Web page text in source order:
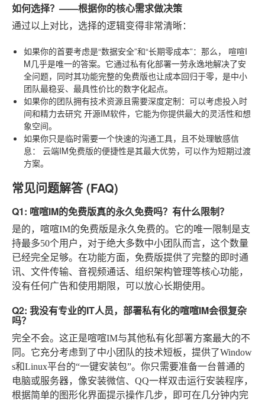
如何选择？——根据你的核心需求做决策
通过以上对比，选择的逻辑变得非常清晰：
如果你的首要考虑是“数据安全”和“长期零成本”：那么， 喧喧I
M几乎是唯一的答案。它通过私有化部署一劳永逸地解决了安
全问题，同时其功能完整的免费版也让成本回归于零，是中小
团队最稳妥、最具性价比的数字化起点。
如果你的团队拥有技术资源且需要深度定制：可以考虑投入时
间和精力去研究 开源IM软件，它能为你提供最大的灵活性和想
象空间。
如果你只是临时需要一个快速的沟通工具，且不处理敏感信
息： 云端IM免费版的便捷性是其最大优势，可以作为短期过渡
方案。
常见问题解答 (FAQ)
Q1: 喧喧IM的免费版真的永久免费吗？有什么限制？
是的，喧喧IM的免费版是永久免费的。它的唯一限制是支
持最多50个用户，对于绝大多数中小团队而言，这个数量
已经完全足够。在功能方面，免费版提供了完整的即时通
讯、文件传输、音视频通话、组织架构管理等核心功能，
没有任何广告和使用期限，可以放心长期使用。
Q2: 我没有专业的IT人员，部署私有化的喧喧IM会很复杂
吗？
完全不会。这正是喧喧IM与其他私有化部署方案最大的不
同。它充分考虑到了中小团队的技术短板，提供了Window
s和Linux平台的“一键安装包”。你只需要准备一台普通的
电脑或服务器，像安装微信、QQ一样双击运行安装程序，
根据简单的图形化界面提示操作几步，即可在几分钟内完